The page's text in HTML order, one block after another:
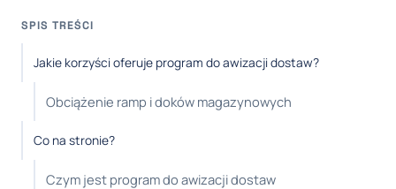
SPIS TREŚCI
Jakie korzyści oferuje program do awizacji dostaw?
Obciążenie ramp i doków magazynowych
Co na stronie?
Czym jest program do awizacji dostaw